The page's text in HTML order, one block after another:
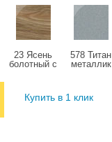
23 Ясень
болотный с
578 Титан
металлик
Купить в 1 клик